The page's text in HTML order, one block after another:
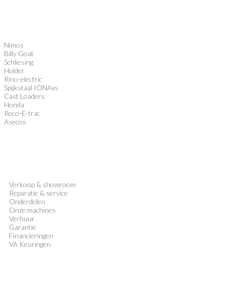
Nimos
Billy Goat
Schliesing
Holder
Rino-electric
Spijkstaal IONAxs
Cast Loaders
Honda
Reco-E-trac
Asecos
Verkoop & showroom
Reparatie & service
Onderdelen
Onze machines
Verhuur
Garantie
Financieringen
VA Keuringen